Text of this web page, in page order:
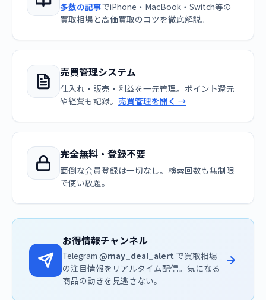
多数の記事でiPhone・MacBook・Switch等の
買取相場と高価買取のコツを徹底解説。
売買管理システム
仕入れ・販売・利益を一元管理。ポイント還元
や経費も記録。 売買管理を開く →
完全無料・登録不要
面倒な会員登録は一切なし。検索回数も無制限
で使い放題。
お得情報チャンネル
Telegram @may_deal_alert で買取相場
の注目情報をリアルタイム配信。気になる
商品の動きを見逃さない。